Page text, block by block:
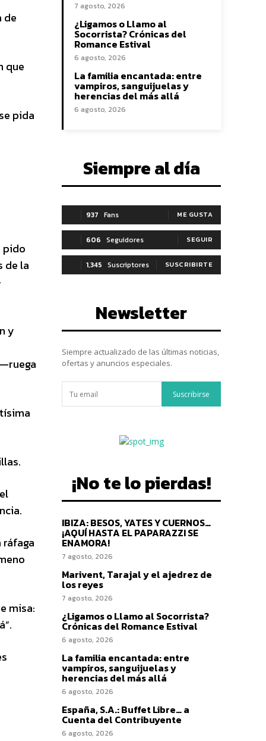
de
que
pida
pido
de la
y
misa:
7 agosto, 2026
¿Ligamos o Llamo al
Socorrista? Crónicas del
Romance Estival
6 agosto, 2026
La familia encantada: entre
vampiros, sanguijuelas y
herencias del más allá
6 agosto, 2026
Siempre al día
937 Fans ME GUSTA
606 Seguidores SEGUIR
1,345 Suscriptores SUSCRIBIRTE
Newsletter
Siempre actualizado de las últimas noticias,
ofertas y anuncios especiales.
Suscribirse
¡No te lo pierdas!
IBIZA: BESOS, YATES Y CUERNOS…
¡AQUÍ HASTA EL PAPARAZZI SE
ENAMORA!
7 agosto, 2026
Marivent, Tarajal y el ajedrez de
los reyes
7 agosto, 2026
¿Ligamos o Llamo al Socorrista?
Crónicas del Romance Estival
6 agosto, 2026
La familia encantada: entre
vampiros, sanguijuelas y
herencias del más allá
6 agosto, 2026
España, S.A.: Buffet Libre… a
Cuenta del Contribuyente
6 agosto, 2026